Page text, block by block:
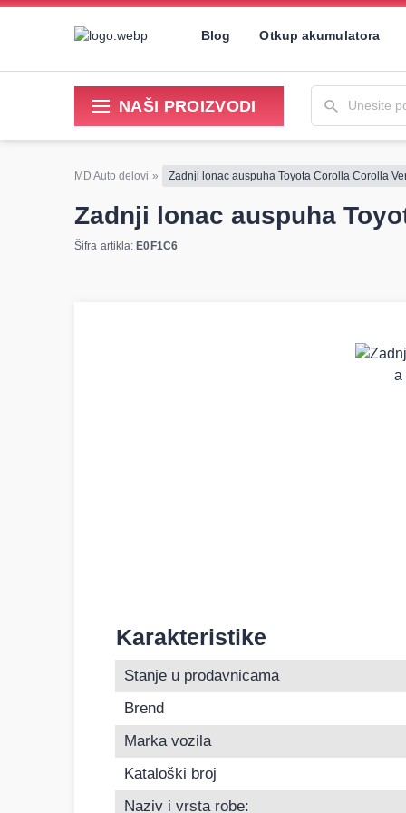
Blog Otkup akumulatora
NAŠI PROIZVODI
MD Auto delovi » Zadnji lonac auspuha Toyota Corolla Corolla
Zadnji lonac auspuha
Šifra artikla: E0F1C6
Informacije o Zadnji lonac auspuha Toyota
Karakteristike
Stanje u prodavnicama
Brend
Marka vozila
Kataloški broj
Naziv i vrsta robe: